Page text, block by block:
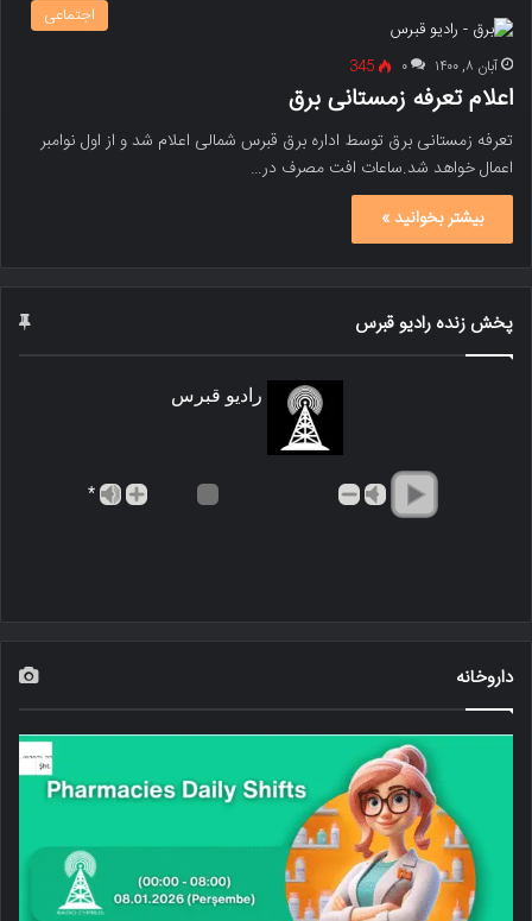
اجتماعی
آبان ۸, ۱۴۰۰ ۰ 345
اعلام تعرفه زمستانی برق
تعرفه زمستانی برق توسط اداره برق قبرس شمالی اعلام شد و از اول نوامبر
اعمال خواهد شد.ساعات افت مصرف در…
بیشتر بخوانید »
پخش زنده رادیو قبرس
رادیو قبرس
*
داروخانه